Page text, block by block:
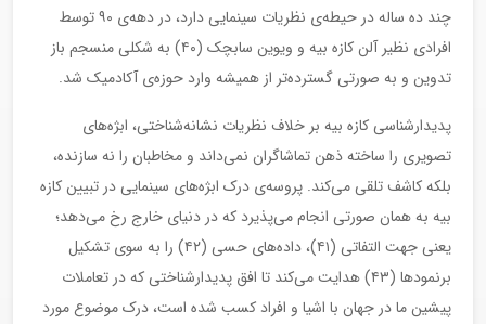
چند ده ساله در حیطه‌ی نظریات سینمایی دارد، در دهه‌ی ۹۰ توسط
افرادی نظیر آلن کازه بیه و ویوین سابچک (۴۰) به شکلی منسجم باز
تدوین و به صورتی گسترده‌تر از همیشه وارد حوزه‌ی آکادمیک شد.
پدیدار‌شناسی کازه بیه بر خلاف نظریات نشانه‌شناختی، ابژه‌های
تصویری را ساخته ذهن تماشاگران نمی‌داند و مخاطبان را نه سازنده،
بلکه کاشف تلقی می‌کند. پروسه‌ی درک ابژه‌های سینمایی در تبیین کازه
بیه به‌‌ همان صورتی انجام می‌پذیرد که در دنیای خارج رخ می‌دهد؛
یعنی جهت التفاتی (۴۱)، داده‌های حسی (۴۲) را به سوی تشکیل
برنمود‌ها (۴۳) هدایت می‌کند تا افق پدیدار‌شناختی که در تعاملات
پیشین ما در جهان با اشیا و افراد کسب شده است، درک موضوع مورد